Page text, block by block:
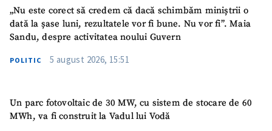
„Nu este corect să credem că dacă schimbăm miniștrii o
dată la șase luni, rezultatele vor fi bune. Nu vor fi”. Maia
Sandu, despre activitatea noului Guvern
POLITIC 5 august 2026, 15:51
Un parc fotovoltaic de 30 MW, cu sistem de stocare de 60
MWh, va fi construit la Vadul lui Vodă